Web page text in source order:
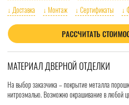
↓ Доставка
↓ Монтаж ↓ Сертификаты ↓
РАССЧИТАТЬ
МАТЕРИАЛ ДВЕРНОЙ ОТДЕЛКИ
На выбор заказчика – покрытие металла
нитроэмалью. Возможно окрашивание в любой